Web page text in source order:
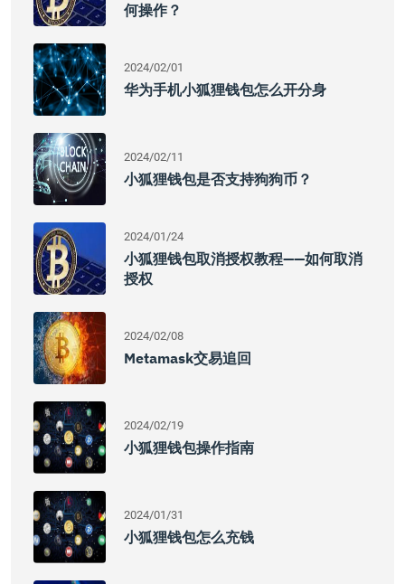
何操作？
2024/02/01
华为手机小狐狸钱包怎么开分身
2024/02/11
小狐狸钱包是否支持狗狗币？
2024/01/24
小狐狸钱包取消授权教程——如何取消
授权
2024/02/08
Metamask交易追回
2024/02/19
小狐狸钱包操作指南
2024/01/31
小狐狸钱包怎么充钱